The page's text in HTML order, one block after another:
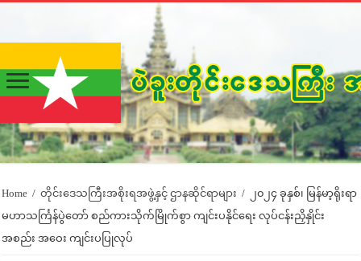
Home / တိုင်းဒေသကြီးအစိုးရအဖွဲ့နှင့် ဌာနဆိုင်ရာများ /
၂၀၂၄ ခုနှစ်၊ မြန်မာ့ရိုးရာ
မဟာသင်္ကြန်ပွဲတော် စည်ကားသိုက်မြိုက်စွာ ကျင်းပနိုင်ရေး လုပ်ငန်းညှိနှိုင်း
အစည်း အဝေး ကျင်းပပြုလုပ်